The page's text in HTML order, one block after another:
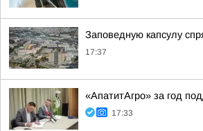
Заповедную капсулу
17:37
«АпатитАгро» за год
17:33